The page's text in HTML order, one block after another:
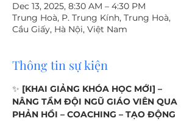
Dec 13, 2025, 8:30 AM – 4:30 PM
Trung Hoà, P. Trung Kính, Trung Hoà,
Cầu Giấy, Hà Nội, Việt Nam
Thông tin sự kiện
✨ [KHAI GIẢNG KHÓA HỌC MỚI] –
NÂNG TẦM ĐỘI NGŨ GIÁO VIÊN QUA
PHẢN HỒI – COACHING – TẠO ĐỘNG